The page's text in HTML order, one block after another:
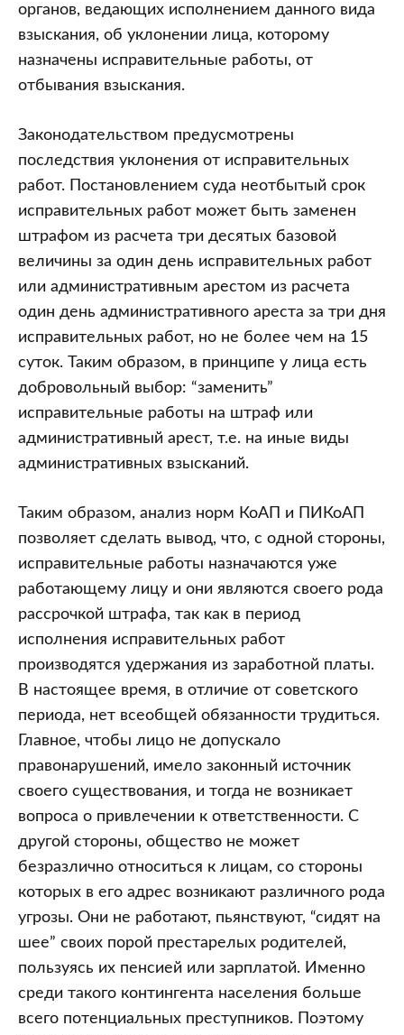
органов, ведающих исполнением данного вида
взыскания, об уклонении лица, которому
назначены исправительные работы, от
отбывания взыскания.
Законодательством предусмотрены
последствия уклонения от исправительных
работ. Постановлением суда неотбытый срок
исправительных работ может быть заменен
штрафом из расчета три десятых базовой
величины за один день исправительных работ
или административным арестом из расчета
один день административного ареста за три дня
исправительных работ, но не более чем на 15
суток. Таким образом, в принципе у лица есть
добровольный выбор: “заменить”
исправительные работы на штраф или
административный арест, т.е. на иные виды
административных взысканий.
Таким образом, анализ норм КоАП и ПИКоАП
позволяет сделать вывод, что, с одной стороны,
исправительные работы назначаются уже
работающему лицу и они являются своего рода
рассрочкой штрафа, так как в период
исполнения исправительных работ
производятся удержания из заработной платы.
В настоящее время, в отличие от советского
периода, нет всеобщей обязанности трудиться.
Главное, чтобы лицо не допускало
правонарушений, имело законный источник
своего существования, и тогда не возникает
вопроса о привлечении к ответственности. С
другой стороны, общество не может
безразлично относиться к лицам, со стороны
которых в его адрес возникают различного рода
угрозы. Они не работают, пьянствуют, “сидят на
шее” своих порой престарелых родителей,
пользуясь их пенсией или зарплатой. Именно
среди такого контингента населения больше
всего потенциальных преступников. Поэтому